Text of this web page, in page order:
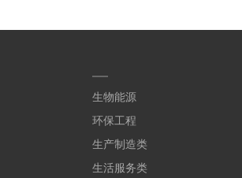
生物能源
环保工程
生产制造类
生活服务类